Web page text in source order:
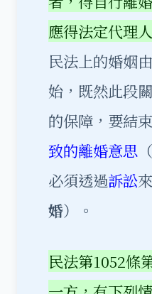
應得法定代理
民法上的婚姻
始，既然此段
的保障，要結
致的離婚意思 （
必須透過訴訟
婚）。
民法第1052條